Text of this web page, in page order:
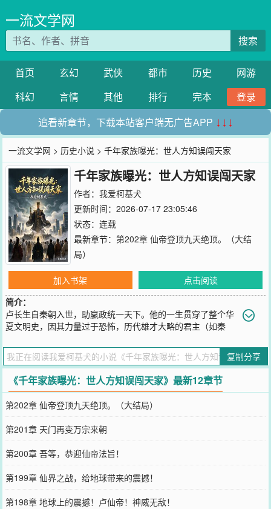
一流文学网
搜索
首页 玄幻 武侠 都市 历史
网游
科幻
言情 其他 排行 完本
登录
追看新章节，下载本站客户端无广告APP ↓↓↓
一流文学网 > 历史小说 > 千年家族曝光：世人方知误闯天家
千年家族曝光：世人方知误闯天家
作者： 我爱柯基犬
更新时间：2026-07-17 23:05:46
状态：连载
最新章节： 第202章 仙帝登顶九天绝顶。（大结
局）
加入书架
点击阅读
简介：
卢长生自秦朝入世，助嬴政统一天下。他的一生贯穿了整个华
夏文明史，因其力量过于恐怖，历代雄才大略的君主（如秦
现代，创建了千年家族！\n七十二世孙参加听泉鉴宝，误揭千年家族
的震撼。\n千年家族被曝光，世人方知误闯天家。
您要是觉得《千年家族曝光：世人方知误闯天家》还不错的话请不要
忘记向您QQ群和微博微信里的朋友推荐哦！
复制分享
《千年家族曝光：世人方知误闯天家》最新12章节
第202章 仙帝登顶九天绝顶。（大结局）
第201章 天门再变万宗来朝
第200章 吾等，恭迎仙帝法旨！
第199章 仙界之战，给地球带来的震撼！
第198章 地球上的震撼！卢仙帝！神威无敌！